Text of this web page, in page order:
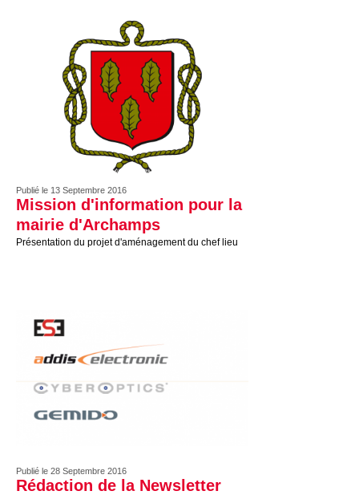
Publié le 13 Septembre 2016
Mission d'information pour la
mairie d'Archamps
Présentation du projet d'aménagement du chef lieu
Publié le 28 Septembre 2016
Rédaction de la Newsletter